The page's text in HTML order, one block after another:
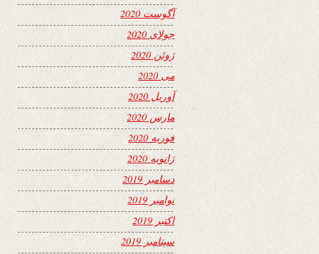
آگوست 2020
جولای 2020
ژوئن 2020
می 2020
آوریل 2020
مارس 2020
فوریه 2020
ژانویه 2020
دسامبر 2019
نوامبر 2019
اکتبر 2019
سپتامبر 2019